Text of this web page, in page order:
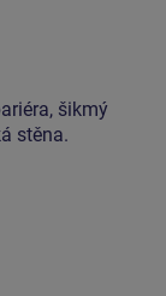
šikmý
stěna.